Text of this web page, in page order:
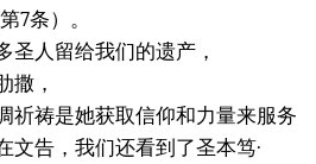
7条）。
圣人留给我们的遗产，
撒，
祈祷是她获取信仰和力量来服务
文告，我们还看到了圣本笃·